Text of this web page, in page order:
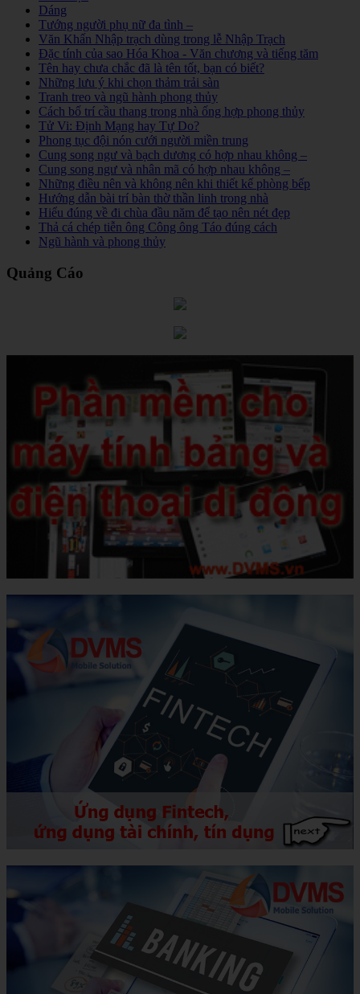
Dáng
Tướng người phụ nữ đa tình –
Văn Khấn Nhập trạch dùng trong lễ Nhập Trạch
Đặc tính của sao Hóa Khoa - Văn chương và tiếng tăm
Tên hay chưa chắc đã là tên tốt, bạn có biết?
Những lưu ý khi chọn thảm trải sàn
Tranh treo và ngũ hành phong thủy
Cách bố trí cầu thang trong nhà ống hợp phong thủy
Tử Vi: Định Mạng hay Tự Do?
Phong tục đội nón cưới người miền trung
Cung song ngư và bạch dương có hợp nhau không –
Cung song ngư và nhân mã có hợp nhau không –
Những điều nên và không nên khi thiết kế phòng bếp
Hướng dẫn bài trí bàn thờ thần linh trong nhà
Hiểu đúng về đi chùa đầu năm để tạo nên nét đẹp
Thả cá chép tiễn ông Công ông Táo đúng cách
Ngũ hành và phong thủy
Quảng Cáo